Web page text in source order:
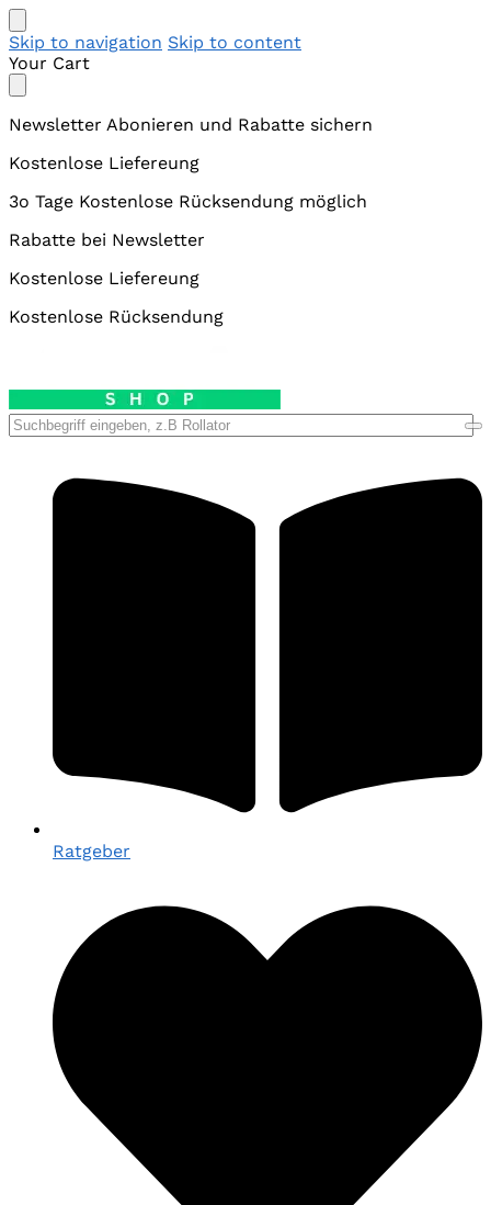
Skip to navigation Skip to content
Your Cart
Newsletter Abonieren und Rabatte sichern
Kostenlose Liefereung
3o Tage Kostenlose Rücksendung möglich
Rabatte bei Newsletter
Kostenlose Liefereung
Kostenlose Rücksendung
Ratgeber